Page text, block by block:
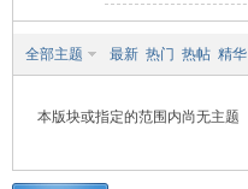
全部主题 最新 热门 热帖 精华
本版块或指定的范围内尚无主题